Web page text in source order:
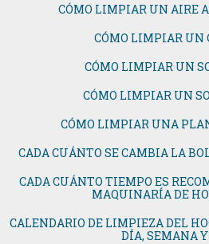
CÓMO LIMPIAR UN AIRE
CÓMO LIMPIAR UN
CÓMO LIMPIAR UN
CÓMO LIMPIAR UN
CÓMO LIMPIAR UNA
CADA CUÁNTO SE CAMBIA LA
CADA CUÁNTO TIEMPO ES
MAQUINARÍA DE
CALENDARIO DE LIMPIEZA DEL
DÍA, SEMANA